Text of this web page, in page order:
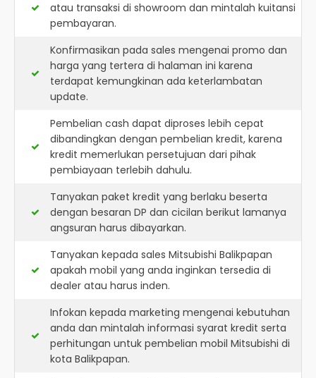
atau transaksi di showroom dan mintalah kuitansi
pembayaran.
Konfirmasikan pada sales mengenai promo dan
harga yang tertera di halaman ini karena
terdapat kemungkinan ada keterlambatan
update.
Pembelian cash dapat diproses lebih cepat
dibandingkan dengan pembelian kredit, karena
kredit memerlukan persetujuan dari pihak
pembiayaan terlebih dahulu.
Tanyakan paket kredit yang berlaku beserta
dengan besaran DP dan cicilan berikut lamanya
angsuran harus dibayarkan.
Tanyakan kepada sales Mitsubishi Balikpapan
apakah mobil yang anda inginkan tersedia di
dealer atau harus inden.
Infokan kepada marketing mengenai kebutuhan
anda dan mintalah informasi syarat kredit serta
perhitungan untuk pembelian mobil Mitsubishi di
kota Balikpapan.